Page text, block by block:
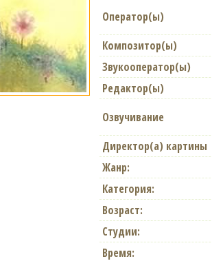
Оператор(ы)
Композитор(ы)
Звукооператор(ы)
Редактор(ы)
Озвучивание
Директор(а) картины
Жанр:
Категория:
Возраст:
Студии:
Время: